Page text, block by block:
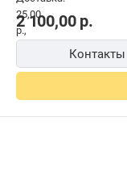
2 100,00р.
Контакты